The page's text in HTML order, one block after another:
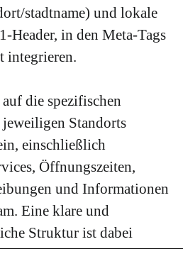
stadtname) und lokale
Header, in den Meta-Tags
integrieren.
die spezifischen
Standorts
einschließlich
Öffnungszeiten,
und Informationen
Eine klare und
Struktur ist dabei